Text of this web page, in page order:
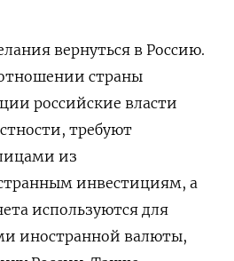
вернуться в Россию.
страны
российские власти
требуют
из
инвестициям, а
используются для
иностранной валюты,